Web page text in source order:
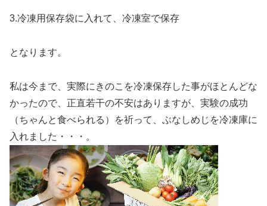
3.冷凍用保存袋に入れて、冷凍室で保存
となります。
私は今まで、実際にきのこを冷凍保存した事がほとんどな
かったので、正直若干の不安はありますが、実験の成功
（ちゃんと食べられる）を祈って、ぶなしめじを冷凍庫に
入れました・・・。